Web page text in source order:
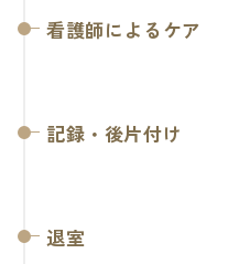
看護師によるケア
記録・後片付け
退室